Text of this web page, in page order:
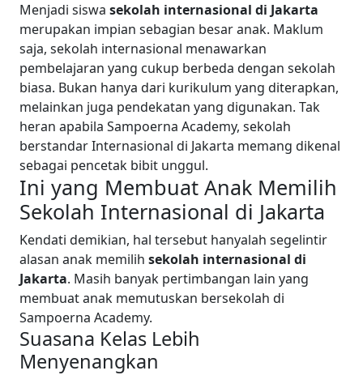
Menjadi siswa sekolah internasional di Jakarta
merupakan impian sebagian besar anak. Maklum
saja, sekolah internasional menawarkan
pembelajaran yang cukup berbeda dengan sekolah
biasa. Bukan hanya dari kurikulum yang diterapkan,
melainkan juga pendekatan yang digunakan. Tak
heran apabila Sampoerna Academy, sekolah
berstandar Internasional di Jakarta memang dikenal
sebagai pencetak bibit unggul.
Ini yang Membuat Anak Memilih
Sekolah Internasional di Jakarta
Kendati demikian, hal tersebut hanyalah segelintir
alasan anak memilih sekolah internasional di
Jakarta. Masih banyak pertimbangan lain yang
membuat anak memutuskan bersekolah di
Sampoerna Academy.
Suasana Kelas Lebih
Menyenangkan